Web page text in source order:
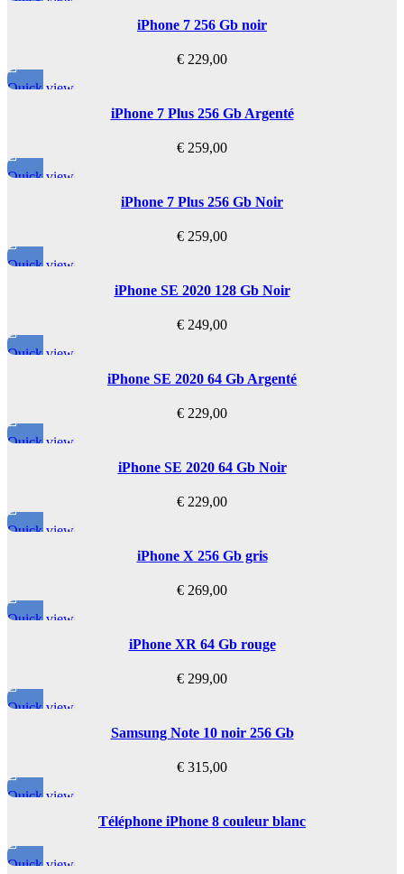
Note 8
Note 9
Note 10 Plus
J1
J4
J6
iPhone 7 256 Gb noir
€ 229,00
Quick view
iPhone 7 Plus 256 Gb Argenté
€ 259,00
Quick view
iPhone 7 Plus 256 Gb Noir
€ 259,00
Quick view
iPhone SE 2020 128 Gb Noir
€ 249,00
Quick view
iPhone SE 2020 64 Gb Argenté
€ 229,00
Quick view
iPhone SE 2020 64 Gb Noir
€ 229,00
Quick view
iPhone X 256 Gb gris
€ 269,00
Quick view
iPhone XR 64 Gb rouge
€ 299,00
Quick view
Samsung Note 10 noir 256 Gb
€ 315,00
Quick view
Téléphone iPhone 8 couleur blanc
Quick view